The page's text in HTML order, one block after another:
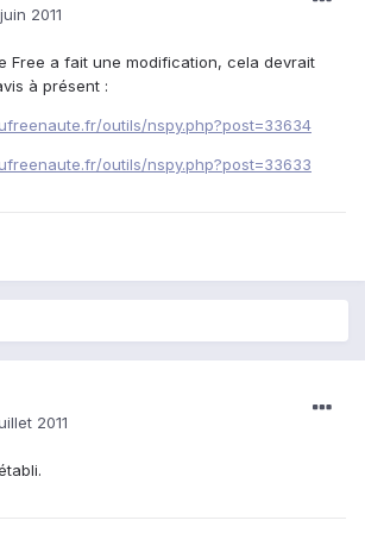
2011
Free a fait une modification, cela devrait
à présent :
outils/nspy.php?post=33634
outils/nspy.php?post=33633
2011